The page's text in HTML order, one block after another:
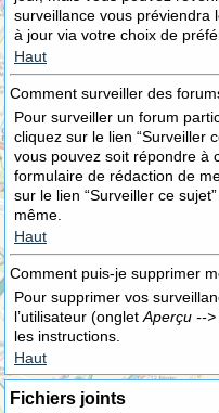
surveillance vous préviendra
à jour via votre choix de
Haut
Comment surveiller des
Pour surveiller un forum
cliquez sur le lien “Surveiller
vous pouvez soit répondre à
formulaire de rédaction de
sur le lien “Surveiller ce
même.
Haut
Comment puis-je supprimer
Pour supprimer vos
l’utilisateur (onglet Aperçu --
les instructions.
Haut
Fichiers joints